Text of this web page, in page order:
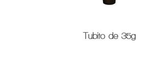
Tubito de 35g